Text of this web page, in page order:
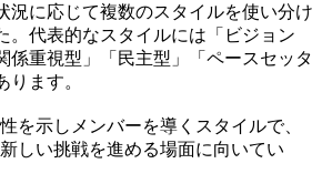
況に応じて複数のスタイルを使い分け
。代表的なスタイルには「ビジョン
係重視型」「民主型」「ペースセッタ
ります。
を示しメンバーを導くスタイルで、
しい挑戦を進める場面に向いてい